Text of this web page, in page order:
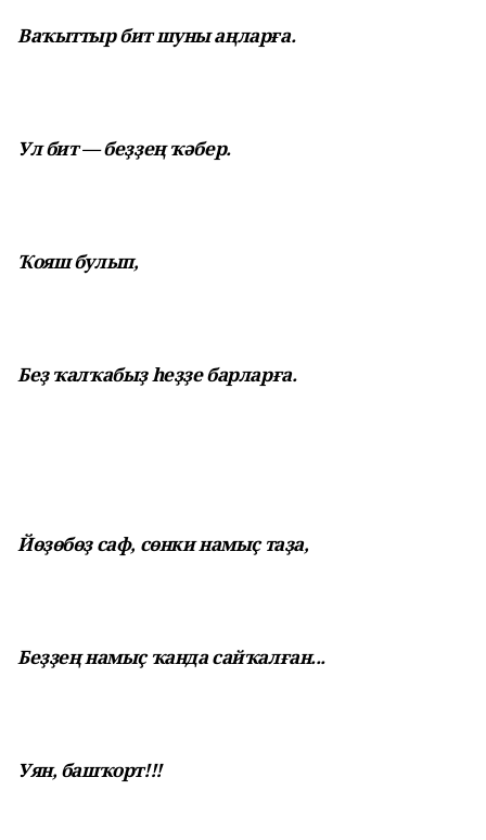
Ваҡыттыр бит шуны аңларға.
Ул бит — беҙҙең ҡәбер.
Ҡояш булып,
Беҙ ҡалҡабыҙ һеҙҙе барларға.
Йөҙөбөҙ саф, сөнки намыҫ таҙа,
Беҙҙең намыҫ ҡанда сайҡалған...
Уян, башҡорт!!!